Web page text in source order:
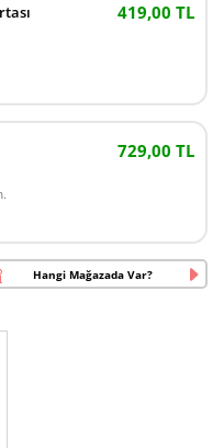
419,00 TL
729,00 TL
Hangi Mağazada Var?